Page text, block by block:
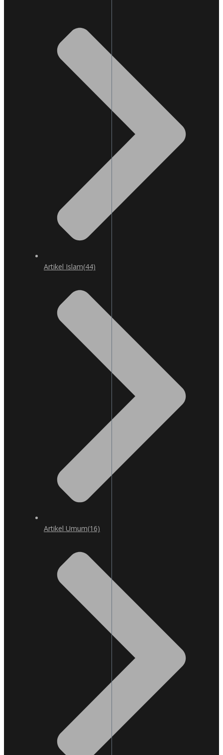
Artikel Islam(44)
Artikel Umum(16)